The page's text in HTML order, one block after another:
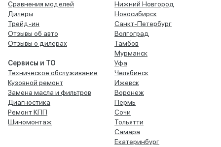
Сравнения моделей
Дилеры
Трейд-ин
Отзывы об авто
Отзывы о дилерах
Сервисы и ТО
Техническое обслуживание
Кузовной ремонт
Замена масла и фильтров
Диагностика
Ремонт КПП
Шиномонтаж
Нижний Новгород
Новосибирск
Санкт-Петербург
Волгоград
Тамбов
Мурманск
Уфа
Челябинск
Ижевск
Воронеж
Пермь
Сочи
Тольятти
Самара
Екатеринбург